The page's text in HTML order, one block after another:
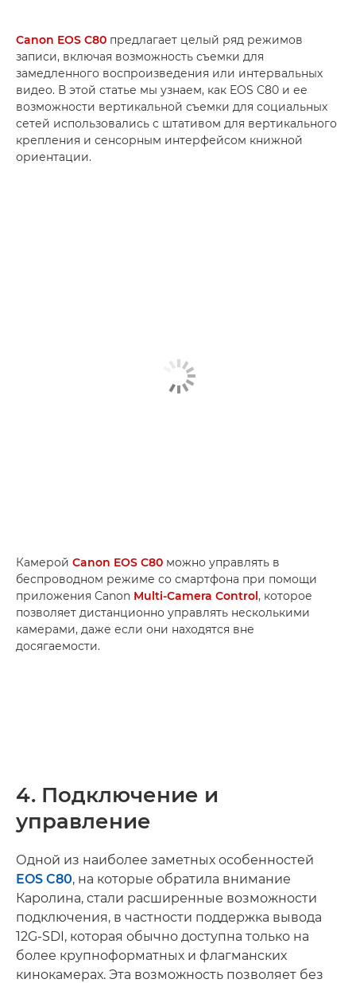
Canon EOS C80 предлагает целый ряд режимов
записи, включая возможность съемки для
замедленного воспроизведения или интервальных
видео. В этой статье мы узнаем, как EOS C80 и ее
возможности вертикальной съемки для социальных
сетей использовались с штативом для вертикального
крепления и сенсорным интерфейсом книжной
ориентации.
Камерой Canon EOS C80 можно управлять в
беспроводном режиме со смартфона при помощи
приложения Canon Multi-Camera Control, которое
позволяет дистанционно управлять несколькими
камерами, даже если они находятся вне
досягаемости.
4. Подключение и
управление
Одной из наиболее заметных особенностей
EOS C80, на которые обратила внимание
Каролина, стали расширенные возможности
подключения, в частности поддержка вывода
12G-SDI, которая обычно доступна только на
более крупноформатных и флагманских
кинокамерах. Эта возможность позволяет без